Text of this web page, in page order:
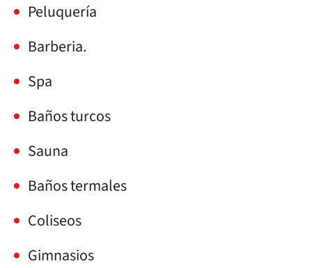
Peluquería
Barberia.
Spa
Baños turcos
Sauna
Baños termales
Coliseos
Gimnasios